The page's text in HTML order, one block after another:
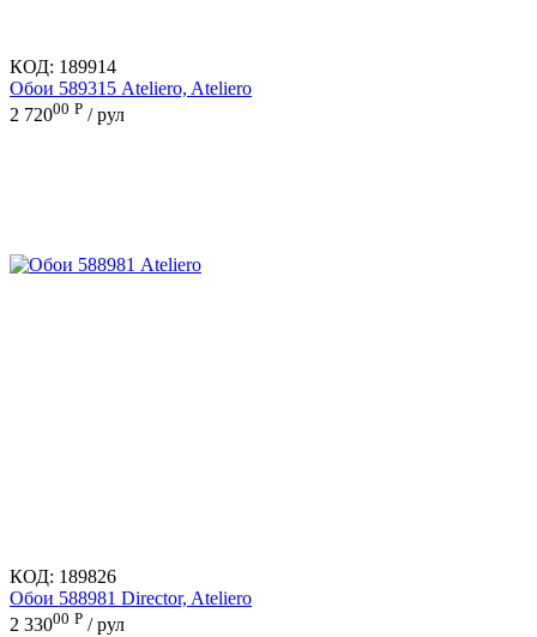
КОД: 189914
Обои 589315 Ateliero, Ateliero
2 72000 Р / рул
КОД: 189826
Обои 588981 Director, Ateliero
2 33000 Р / рул